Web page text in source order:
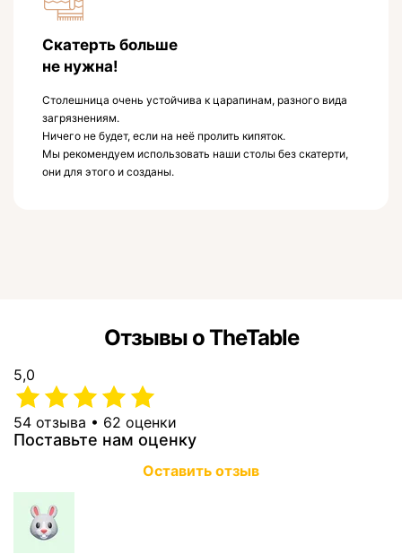
Скатерть больше
не нужна!
Столешница очень устойчива к царапинам, разного вида
загрязнениям.
Ничего не будет, если на неё пролить кипяток.
Мы рекомендуем использовать наши столы без скатерти,
они для этого и созданы.
Отзывы о TheTable
5,0
54 отзыва • 62 оценки
Поставьте нам оценку
Оставить отзыв